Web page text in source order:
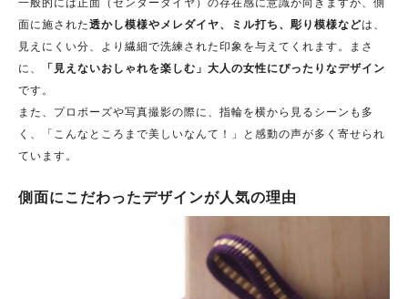
面に施された透かし模様やメレダイヤ、ミル打ち、彫り模様などは、
見えにくい分、より繊細で洗練された印象を与えてくれます。まさ
に、
「見えないおしゃれを楽しむ」大人の女性にぴったりなデザイン
です。
また、プロポーズや写真撮影の際に、指輪を横から見るシーンも多
く、「こんなところまで美しいなんて！」と感動の声が多く寄せられ
ています。
側面にこだわったデザインが人気の理由